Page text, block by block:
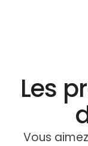
Les
Vous